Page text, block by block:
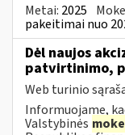
Metai: 2025
pakeitimai nuo
Dėl naujos
patvirtinimo,
Web turinio
Informuojame,
Valstybinės